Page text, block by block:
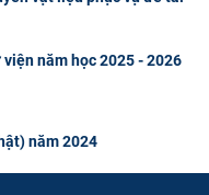
năm học 2025 - 2026
năm 2024